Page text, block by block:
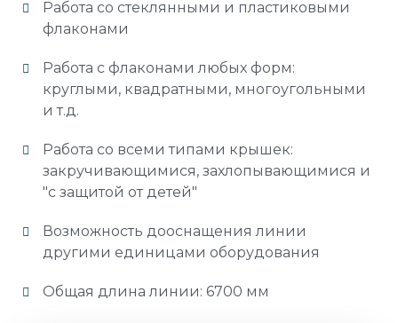
Работа со стеклянными и пластиковыми
флаконами
Работа с флаконами любых форм:
круглыми, квадратными, многоугольными
и т.д.
Работа со всеми типами крышек:
закручивающимися, захлопывающимися и
"с защитой от детей"
Возможность дооснащения линии
другими единицами оборудования
Общая длина линии: 6700 мм